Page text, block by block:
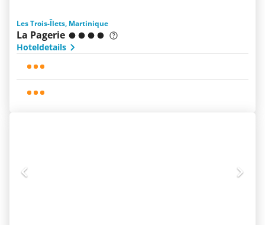
Les Trois-Îlets, Martinique
La Pagerie
Hoteldetails